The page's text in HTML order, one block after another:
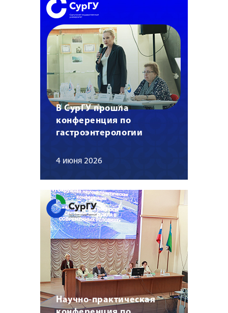
В СурГУ прошла
конференция по
гастроэнтерологии
4 июня 2026
Научно-практическая